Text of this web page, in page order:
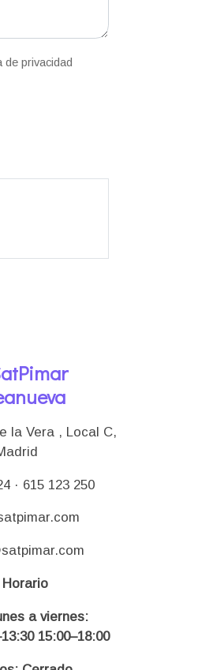
de privacidad
la Vera , Local C,
· 615 123 250
Horario
a viernes:
15:00–18:00